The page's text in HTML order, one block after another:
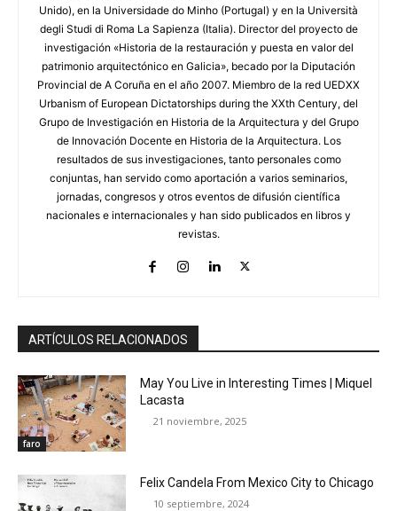
Unido), en la Universidade do Minho (Portugal) y en la Università
degli Studi di Roma La Sapienza (Italia). Director del proyecto de
investigación «Historia de la restauración y puesta en valor del
patrimonio arquitectónico en Galicia», becado por la Diputación
Provincial de A Coruña en el año 2007. Miembro de la red UEDXX
Urbanism of European Dictatorships during the XXth Century, del
Grupo de Investigación en Historia de la Arquitectura y del Grupo
de Innovación Docente en Historia de la Arquitectura. Los
resultados de sus investigaciones, tanto personales como
conjuntas, han servido como aportación a varios seminarios,
jornadas, congresos y otros eventos de difusión científica
nacionales e internacionales y han sido publicados en libros y
revistas.
ARTÍCULOS RELACIONADOS
faro
May You Live in Interesting Times | Miquel
Lacasta
21 noviembre, 2025
Felix Candela From Mexico City to Chicago
10 septiembre, 2024